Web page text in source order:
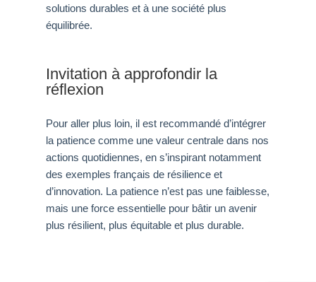
solutions durables et à une société plus
équilibrée.
Invitation à approfondir la
réflexion
Pour aller plus loin, il est recommandé d’intégrer
la patience comme une valeur centrale dans nos
actions quotidiennes, en s’inspirant notamment
des exemples français de résilience et
d’innovation. La patience n’est pas une faiblesse,
mais une force essentielle pour bâtir un avenir
plus résilient, plus équitable et plus durable.